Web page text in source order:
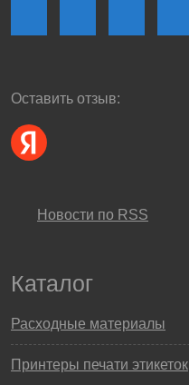
Оставить отзыв:
Новости по RSS
Каталог
Расходные материалы
Принтеры печати этикеток